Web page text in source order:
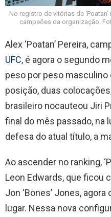
No registro de vitórias de
campeões da organização.
Alex ‘Poatan’ Pereira,
UFC, é agora o segundo
peso por peso masculino
posição, duas
brasileiro nocauteou Jiri
final do mês passado, na
defesa do atual título, a
Ao ascender no ranking,
Leon Edwards, que ficou
Jon ‘Bones’ Jones,
lugar. Nessa nova